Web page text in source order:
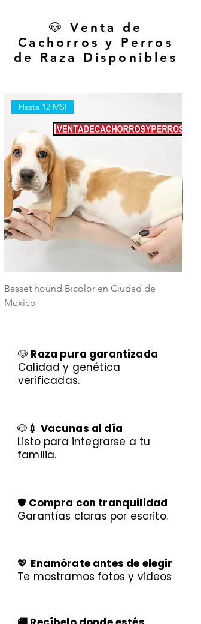
🐶 Venta de
Cachorros y Perros
de Raza Disponibles
Hasta 12 MSI
Basset hound Bicolor en Ciudad de
Mexico
🐶 Raza pura garantizada
Calidad y genética
verificadas.
🐶 💉 Vacunas al día
Listo para integrarse a tu
familia.
🛡️ Compra con tranquilidad
Garantías claras por escrito.
💖 Enamórate antes de elegir
Te mostramos fotos y videos